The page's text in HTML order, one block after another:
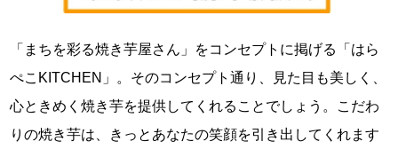
「まちを彩る焼き芋屋さん」をコンセプトに掲げる「はら
ぺこKITCHEN」。そのコンセプト通り、見た目も美しく、
心ときめく焼き芋を提供してくれることでしょう。こだわ
りの焼き芋は、きっとあなたの笑顔を引き出してくれます